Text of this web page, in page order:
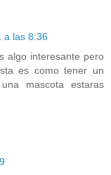
a las 8:36
algo interesante pero
es como tener un
mascota estaras